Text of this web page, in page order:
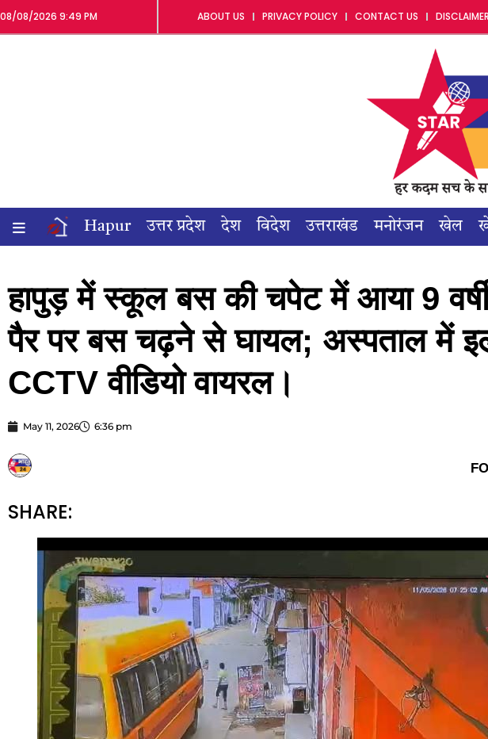
08/08/2026 9:49 PM ABOUT US PRIVACY POLICY CONTACT US DISCLAIMER
Hapur उत्तर प्रदेश देश विदेश उत्तराखंड मनोरंजन खेल
हापुड़ में स्कूल बस की चपेट में आया 9
पैर पर बस चढ़ने से घायल; अस्पताल में
CCTV वीडियो वायरल।
May 11, 2026 6:36 pm
SHARE: